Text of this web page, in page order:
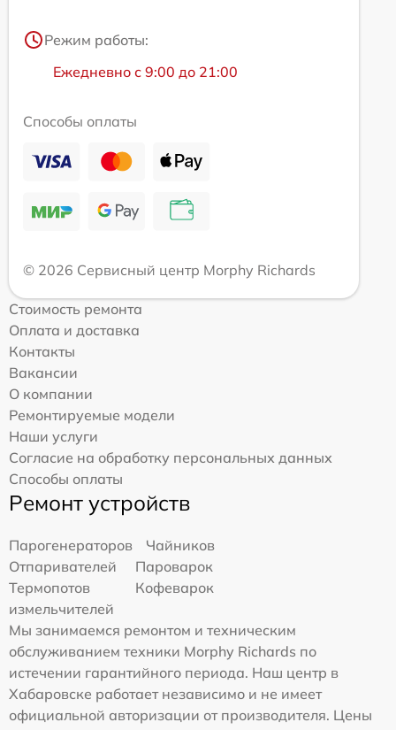
Режим работы:
Ежедневно с 9:00 до 21:00
Способы оплаты
© 2026 Сервисный центр Morphy Richards
Стоимость ремонта
Оплата и доставка
Контакты
Вакансии
О компании
Ремонтируемые модели
Наши услуги
Согласие на обработку персональных данных
Способы оплаты
Ремонт устройств
Парогенераторов
Чайников
Отпаривателей
Пароварок
Термопотов
Кофеварок
измельчителей
Мы занимаемся ремонтом и техническим
обслуживанием техники Morphy Richards по
истечении гарантийного периода. Наш центр в
Хабаровске работает независимо и не имеет
официальной авторизации от производителя. Цены